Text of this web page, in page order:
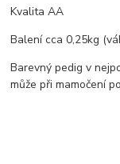
Kvalita AA
Balení cca 0,25kg
Barevný pedig v
může při mamočení